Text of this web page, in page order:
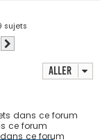
sujets
Aller
dans ce forum
ce forum
ce forum